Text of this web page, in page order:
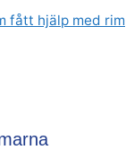
fått hjälp med rim